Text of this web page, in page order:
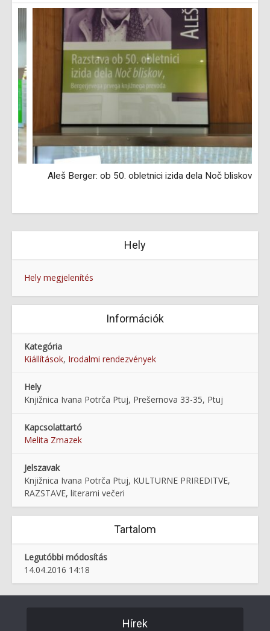
Aleš Berger: ob 50. obletnici izida dela Noč bliskov
Hely
Hely megjelenítés
Információk
Kategória
Kiállítások, Irodalmi rendezvények
Hely
Knjižnica Ivana Potrča Ptuj, Prešernova 33-35, Ptuj
Kapcsolattartó
Melita Zmazek
Jelszavak
Knjižnica Ivana Potrča Ptuj, KULTURNE PRIREDITVE,
RAZSTAVE, literarni večeri
Tartalom
Legutóbbi módosítás
14.04.2016 14:18
Hírek